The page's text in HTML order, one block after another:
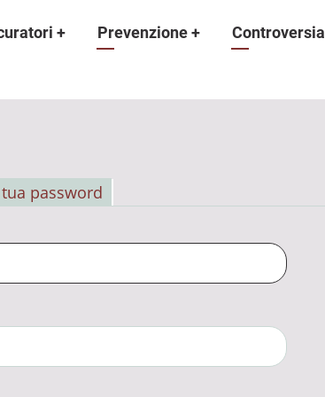
+ Prevenzione+ Controversia
password